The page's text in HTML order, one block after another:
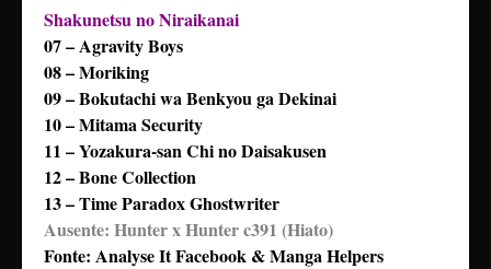
Shakunetsu no Niraikanai
07 – Agravity Boys
08 – Moriking
09 – Bokutachi wa Benkyou ga Dekinai
10 – Mitama Security
11 – Yozakura-san Chi no Daisakusen
12 – Bone Collection
13 – Time Paradox Ghostwriter
Ausente: Hunter x Hunter c391 (Hiato)
Fonte: Analyse It Facebook & Manga Helpers